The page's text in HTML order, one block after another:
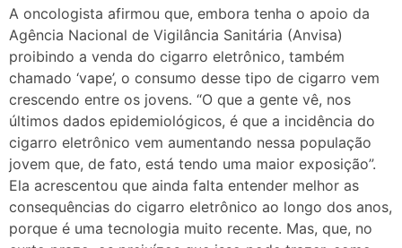
A oncologista afirmou que, embora tenha o apoio da
Agência Nacional de Vigilância Sanitária (Anvisa)
proibindo a venda do cigarro eletrônico, também
chamado ‘vape’, o consumo desse tipo de cigarro vem
crescendo entre os jovens. “O que a gente vê, nos
últimos dados epidemiológicos, é que a incidência do
cigarro eletrônico vem aumentando nessa população
jovem que, de fato, está tendo uma maior exposição”.
Ela acrescentou que ainda falta entender melhor as
consequências do cigarro eletrônico ao longo dos anos,
porque é uma tecnologia muito recente. Mas, que, no